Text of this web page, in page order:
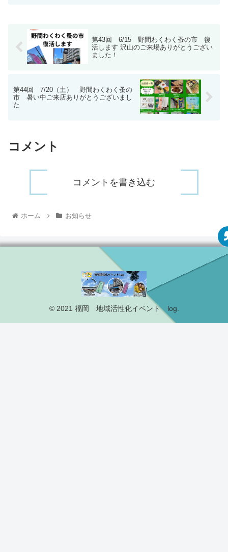
第43回 6/15 野間わくわく蚤の市 復
活します 沢山のご来場ありがとうござい
ました！
第44回 7/20（土） 野間わくわく蚤の
市 暑い中ご来店ありがとうございまし
た
コメント
コメントを書き込む
ホーム お知らせ
© 2021 福岡 地域活性化イベント log.